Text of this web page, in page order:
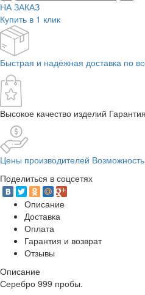
НА ЗАКАЗ
Купить в 1 клик
Быстрая и надёжная доставка по
Высокое качество изделий
Цены производителей
Поделиться в соцсетях
Описание
Доставка
Оплата
Гарантия и возврат
Отзывы
Описание
Серебро 999 пробы.